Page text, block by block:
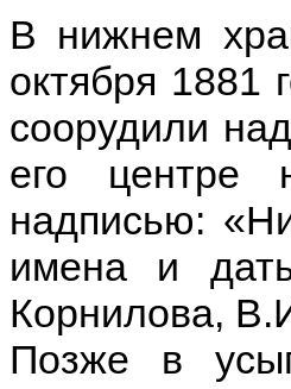
В нижнем
октября 1881
соорудили
его центре
надписью:
имена и
Корнилова,
Позже в